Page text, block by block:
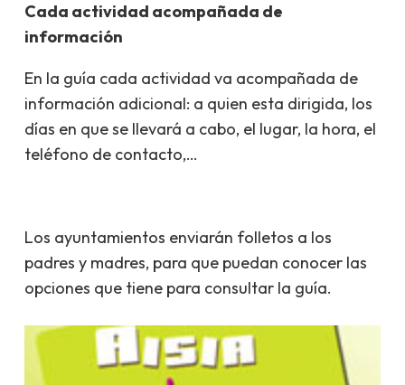
Cada actividad acompañada de
información
En la guía cada actividad va acompañada de
información adicional: a quien esta dirigida, los
días en que se llevará a cabo, el lugar, la hora, el
teléfono de contacto,…
Los ayuntamientos enviarán folletos a los
padres y madres, para que puedan conocer las
opciones que tiene para consultar la guía.